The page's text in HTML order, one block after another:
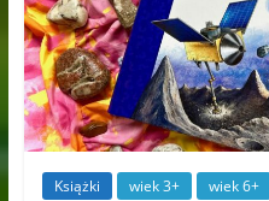
Książki wiek 3+ wiek 6+